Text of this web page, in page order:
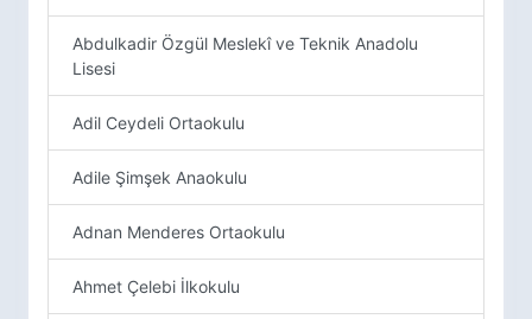
Abdulkadir Özgül Meslekî ve Teknik Anadolu
Lisesi
Adil Ceydeli Ortaokulu
Adile Şimşek Anaokulu
Adnan Menderes Ortaokulu
Ahmet Çelebi İlkokulu